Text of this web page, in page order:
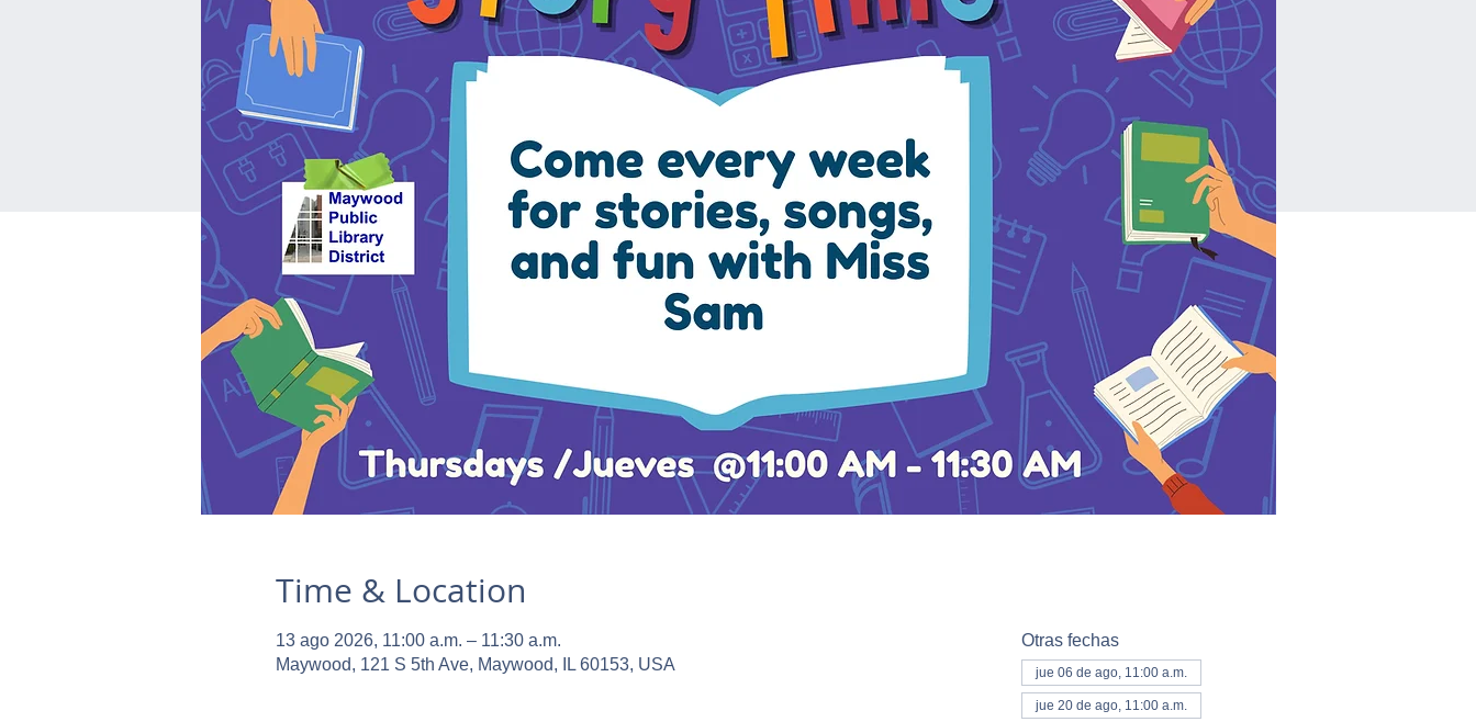
Time & Location
13 ago 2026, 11:00 a.m. – 11:30 a.m.
Maywood, 121 S 5th Ave, Maywood, IL 60153, USA
Otras fechas
jue 06 de ago, 11:00 a.m.
jue 20 de ago, 11:00 a.m.